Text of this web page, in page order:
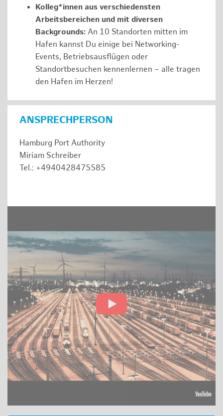
Kolleg*innen aus verschiedensten
Arbeitsbereichen und mit diversen
Backgrounds: An 10 Standorten mitten im
Hafen kannst Du einige bei Networking-
Events, Betriebsausflügen oder
Standortbesuchen kennenlernen – alle tragen
den Hafen im Herzen!
ANSPRECHPERSON
Hamburg Port Authority
Miriam Schreiber
Tel.: +4940428475585